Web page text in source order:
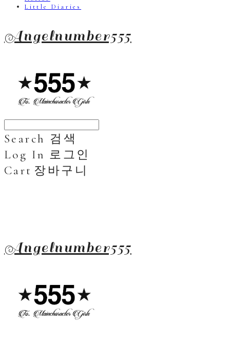
Little Diaries
Angelnumber555
Search 검색
Log In 로그인
Cart 장바구니
Angelnumber555